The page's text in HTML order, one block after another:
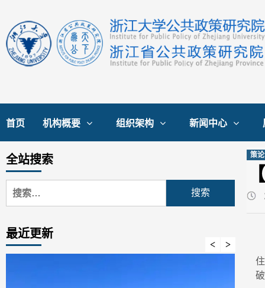
content
首页 机构概要 组织架构 新闻中心
策论
全站搜索
搜
索：
最近更新